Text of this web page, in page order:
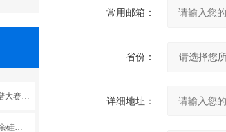
7.20-8.3第四届月旭科技杯色谱大赛 万元大奖等你
C18液相色谱柱封端处理对残余硅羟基的屏蔽及峰拖尾改善效果
常用邮箱：
省份：
详细地址：